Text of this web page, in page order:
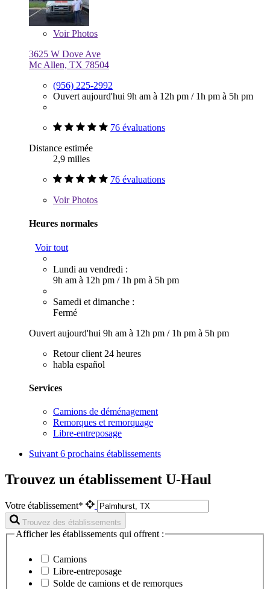
VoirPhotos
3625 W Dove Ave
Mc Allen, TX 78504
(956) 225-2992
Ouvert aujourd'hui 9h am à 12h pm / 1h pm à 5h pm
76 évaluations
Distance estimée
2,9 milles
76 évaluations
VoirPhotos
Heures normales
Voir tout
Lundi au vendredi :
9h am à 12h pm / 1h pm à 5h pm
Samedi et dimanche :
Fermé
Ouvert aujourd'hui 9h am à 12h pm / 1h pm à 5h pm
Retour client 24 heures
habla español
Services
Camions de déménagement
Remorques et remorquage
Libre-entreposage
Suivant 6 prochains établissements
Trouvez un établissement U-Haul
Votre établissement*
Trouvez des établissements
Afficher les établissements qui offrent :
Camions
Libre-entreposage
Solde de camions et de remorques